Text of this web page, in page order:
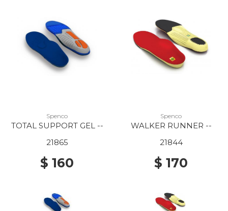
Spenco
TOTAL SUPPORT GEL --
21865
$ 160
Spenco
WALKER RUNNER --
21844
$ 170